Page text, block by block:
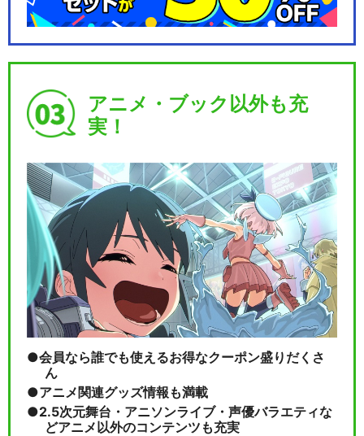
アニメ・ブック以外も充
実！
会員なら誰でも使えるお得なクーポン盛りだくさ
ん
アニメ関連グッズ情報も満載
2.5次元舞台・アニソンライブ・声優バラエティな
どアニメ以外のコンテンツも充実